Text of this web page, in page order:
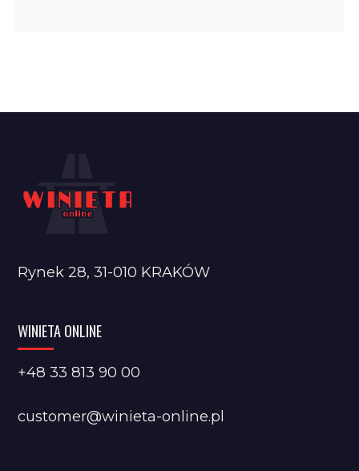
Rynek 28, 31-010 KRAKÓW
WINIETA ONLINE
+48 33 813 90 00
customer@winieta-online.pl